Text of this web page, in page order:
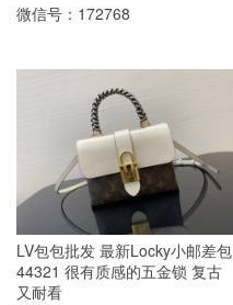
微信号：172768
LV包包批发 最新Locky小邮差包
44321 很有质感的五金锁 复古
又耐看